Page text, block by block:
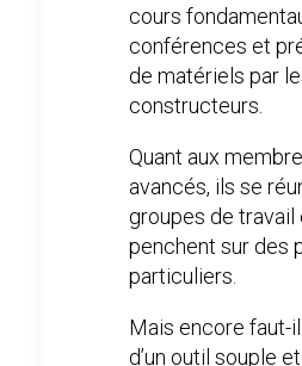
cours
conférences et
de matériels par
constructeurs.
Quant aux
avancés, ils se
groupes de travail
penchent sur des
particuliers.
Mais encore faut-
d’un outil souple